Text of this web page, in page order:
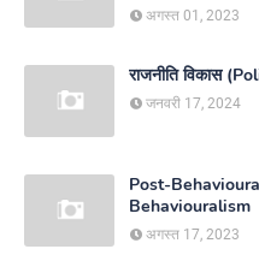
अगस्त 01, 2023
जनवरी 17, 2024
Post-
Behaviouralism
अगस्त 17, 2023